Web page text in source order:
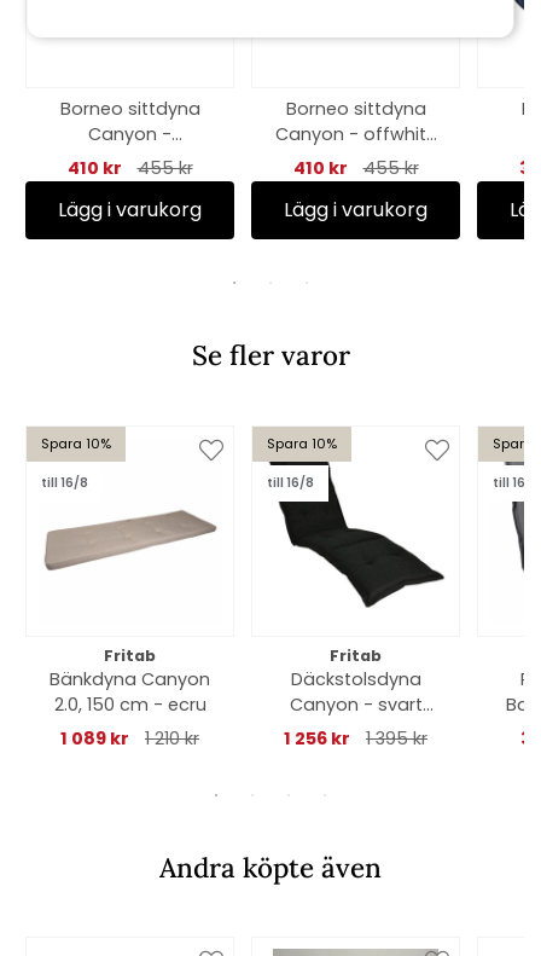
Borneo sittdyna
Canyon -
antracitgrå struktur
410 kr 455 kr
Lägg i varukorg
Borneo sittdyna
Canyon - offwhite
struktur
410 kr 455 kr
Lägg i varukorg
Se fler varor
Spara 10%
till 16/8
Fritab
Bänkdyna Canyon
2.0, 150 cm - ecru
1 089 kr
1 210 kr
Spara 10%
till 16/8
Fritab
Däckstolsdyna
Canyon - svart
struktur
1 256 kr 1 395 kr
Spara
till 16/8
Andra köpte även